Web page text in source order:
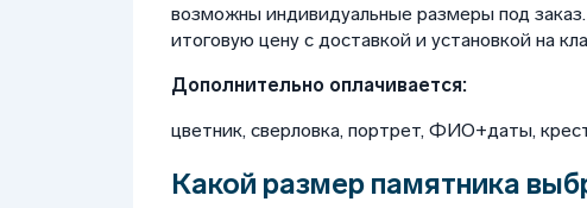
возможны индивидуальные размеры под
итоговую цену с доставкой и установкой на
Дополнительно оплачивается:
цветник, сверловка, портрет, ФИО+даты,
Какой размер памятника